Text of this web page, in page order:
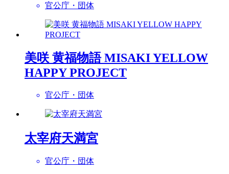
官公庁・団体
美咲 黄福物語 MISAKI YELLOW
HAPPY PROJECT
官公庁・団体
太宰府天満宮
官公庁・団体